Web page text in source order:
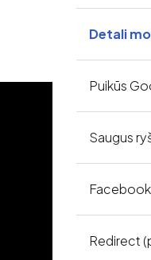
Detali
Puikūs
Saugus
Redirect